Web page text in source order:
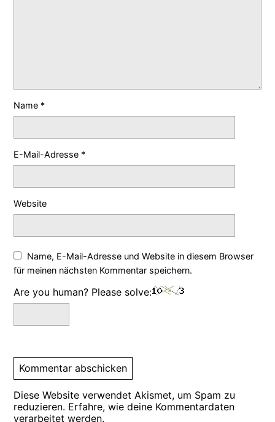
Name *
E-Mail-Adresse *
Website
Name, E-Mail-Adresse und Website in diesem Browser
für meinen nächsten Kommentar speichern.
Are you human? Please solve:
Diese Website verwendet Akismet, um Spam zu
reduzieren. Erfahre, wie deine Kommentardaten
verarbeitet werden.